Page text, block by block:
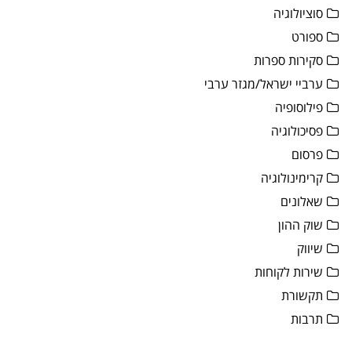
סוציולוגיה
ספורט
סקירות ספרות
ערביי ישראל/מגזר ערבי
פילוסופיה
פסיכולוגיה
פרסום
קרימינולוגיה
שאלונים
שוק ההון
שיווק
שירות לקוחות
תקשורת
תרבות